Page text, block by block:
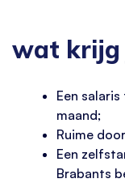
wat krijg
Een
maand;
Ruime
Een
Brabants